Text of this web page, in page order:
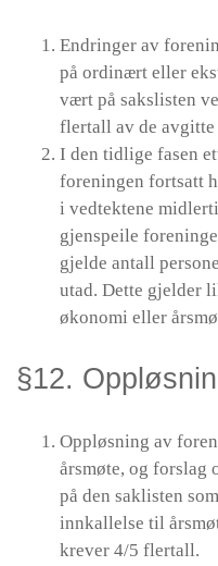
Endringer av
på ordinært eller
vært på sakslisten
flertall av de avgitte
I den tidlige fasen
foreningen fortsatt
i vedtektene
gjenspeile
gjelde antall
utad. Dette gjelder
økonomi eller
§12.
Oppløsning av
årsmøte, og forslag
på den saklisten
innkallelse til
krever 4/5 flertall.